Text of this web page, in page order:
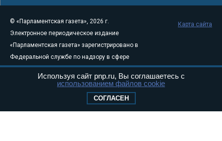
© «Парламентская газета», 2026 г.
Электронное периодическое издание
«Парламентская газета» зарегистрировано в
Федеральной службе по надзору в сфере
связи, информационных технологий и
массовых коммуникаций (Роскомнадзор) 05
Свидетельство о регистрации Эл № ФС77-
Карта сайта
Используя сайт pnp.ru, Вы соглашаетесь с
использованием файлов cookie
СОГЛАСЕН